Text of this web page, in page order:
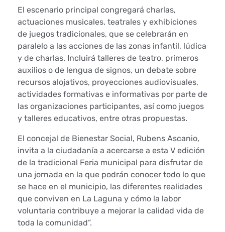
a
r
a
r
e
c
i
b
i
r
a
El escenario principal congregará charlas,
actuaciones musicales, teatrales y exhibiciones
de juegos tradicionales, que se celebrarán en
paralelo a las acciones de las zonas infantil, lúdica
y de charlas. Incluirá talleres de teatro, primeros
auxilios o de lengua de signos, un debate sobre
recursos alojativos, proyecciones audiovisuales,
actividades formativas e informativas por parte de
las organizaciones participantes, así como juegos
y talleres educativos, entre otras propuestas.
El concejal de Bienestar Social, Rubens Ascanio,
invita a la ciudadanía a acercarse a esta V edición
de la tradicional Feria municipal para disfrutar de
una jornada en la que podrán conocer todo lo que
se hace en el municipio, las diferentes realidades
que conviven en La Laguna y cómo la labor
voluntaria contribuye a mejorar la calidad vida de
toda la comunidad”.